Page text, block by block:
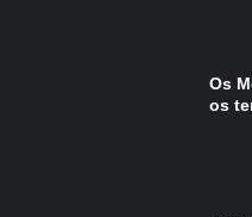
Os
os